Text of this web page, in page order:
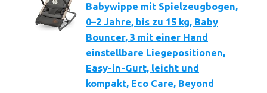
Babywippe mit Spielzeugbogen,
0–2 Jahre, bis zu 15 kg, Baby
Bouncer, 3 mit einer Hand
einstellbare Liegepositionen,
Easy-in-Gurt, leicht und
kompakt, Eco Care, Beyond